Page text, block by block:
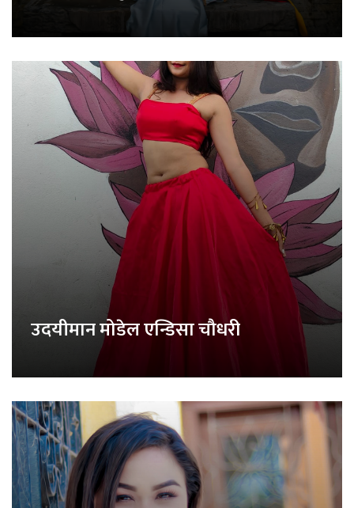
उदयीमान मोडेल एन्डिसा चौधरी